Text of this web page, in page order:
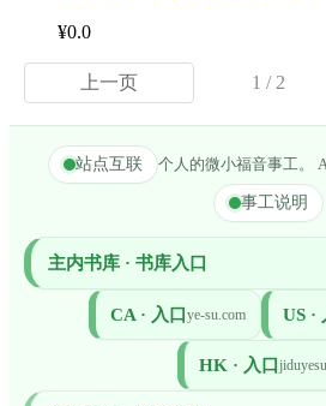
¥0.0
上一页 1 / 2
站点互联 个人的微小福音事工。
事工说明
主内书库 · 书库入口
CA · 入口 ye-su.com US ·
HK · 入口